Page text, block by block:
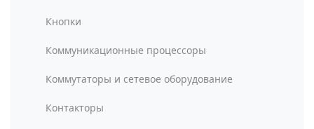
Кнопки
Коммуникационные процессоры
Коммутаторы и сетевое оборудование
Контакторы